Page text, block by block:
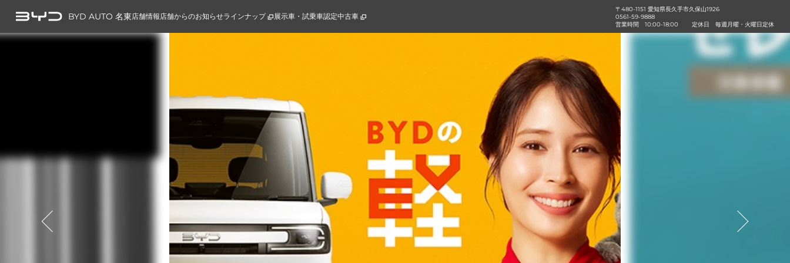
BYD AUTO 名東店舗情報店舗からのお知らせラインナップ 展示車・試乗車認定中古車
〒480-1151 愛知県長久手市久保山1926
0561-59-9888
営業時間
10:00-18:00 定休日 毎週月曜・火曜日定休